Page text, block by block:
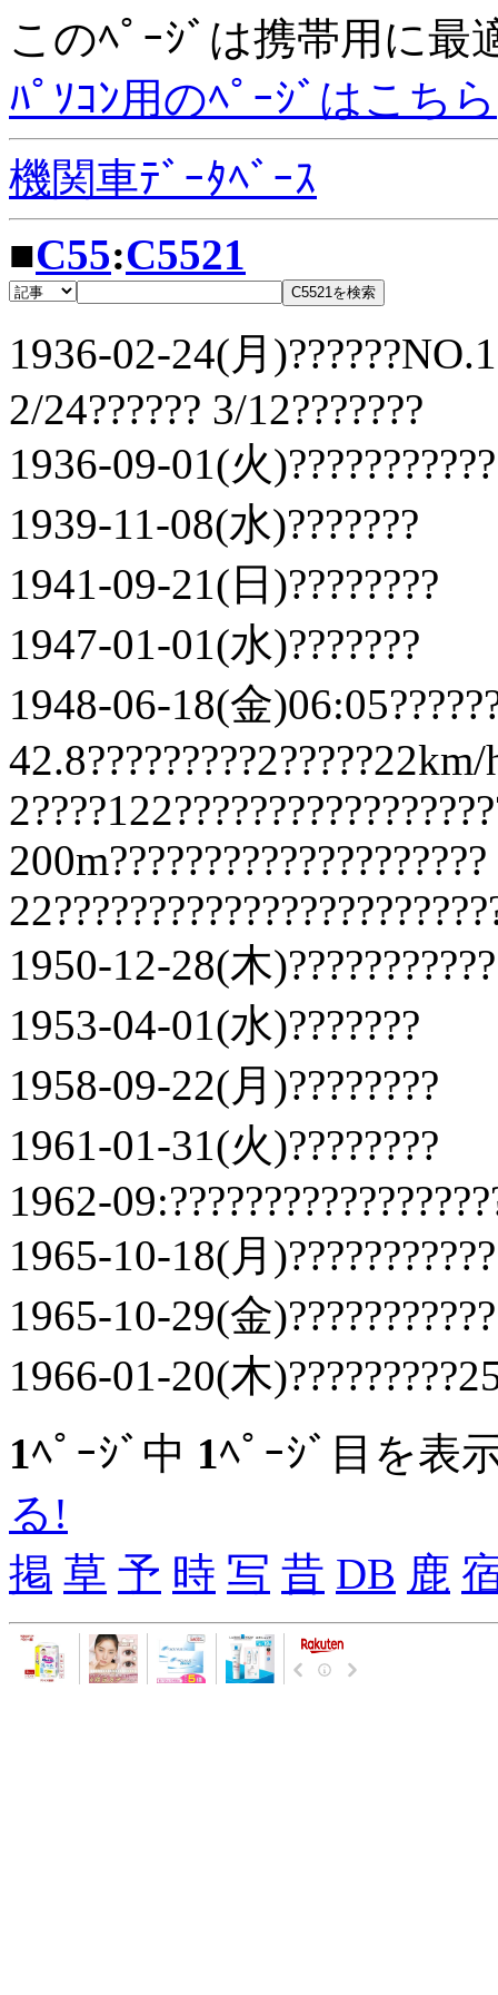
このﾍﾟｰｼﾞは携帯用に最
ﾊﾟｿｺﾝ用のﾍﾟｰｼﾞはこちら
機関車ﾃﾞｰﾀﾍﾞｰｽ
■C55:C5521
1936-02-24(月
2/24?????? 3/12???????
1936-09-01(火
1939-11-08(水)???????
1941-09-21(日)????????
1947-01-01(水)???????
1948-06-18(金
200m????????????????????
1950-12-28(木
1953-04-01(水)???????
1958-09-22(月)????????
1961-01-31(火)????????
1962-
1965-10-18(月
1965-10-29(金
1966-01-20(木
1ﾍﾟｰｼﾞ中 1ﾍﾟｰｼﾞ目を表
る!
掲 草 予 時 写 昔 DB 鹿